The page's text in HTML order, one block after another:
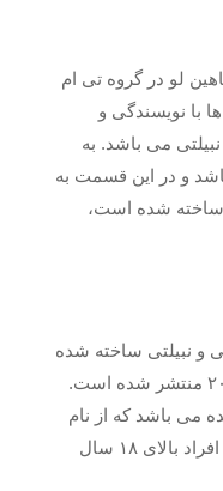
لو در گروه تی ام
با نویسندگی و
می‌ باشد. به
و در این قسمت به
ساخته شده است،
و نبیلتی ساخته شده
است و در تاریخ بیستم ماه مهر در سال ۲۰۲۰ منتشر شده است.
می باشد که از نام
آن متوجه می شویم محتوای این آهنگ برای افراد بالای ۱۸ سال